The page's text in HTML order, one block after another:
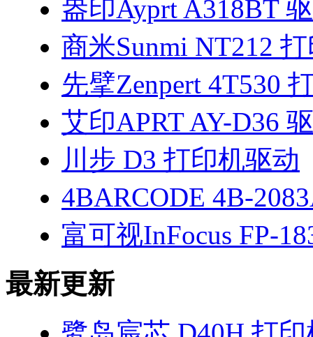
盎印Ayprt A318BT
商米Sunmi NT212
先擘Zenpert 4T530
艾印APRT AY-D36
川步 D3 打印机驱动
4BARCODE 4B-
富可视InFocus FP-
最新更新